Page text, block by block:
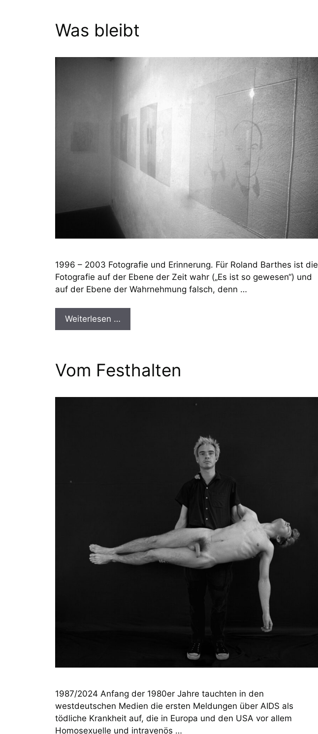
Was bleibt
1996 – 2003 Fotografie und Erinnerung. Für Roland Barthes ist die
Fotografie auf der Ebene der Zeit wahr („Es ist so gewesen“) und
auf der Ebene der Wahrnehmung falsch, denn …
Weiterlesen …
Vom Festhalten
1987/2024 Anfang der 1980er Jahre tauchten in den
westdeutschen Medien die ersten Meldungen über AIDS als
tödliche Krankheit auf, die in Europa und den USA vor allem
Homosexuelle und intravenös …